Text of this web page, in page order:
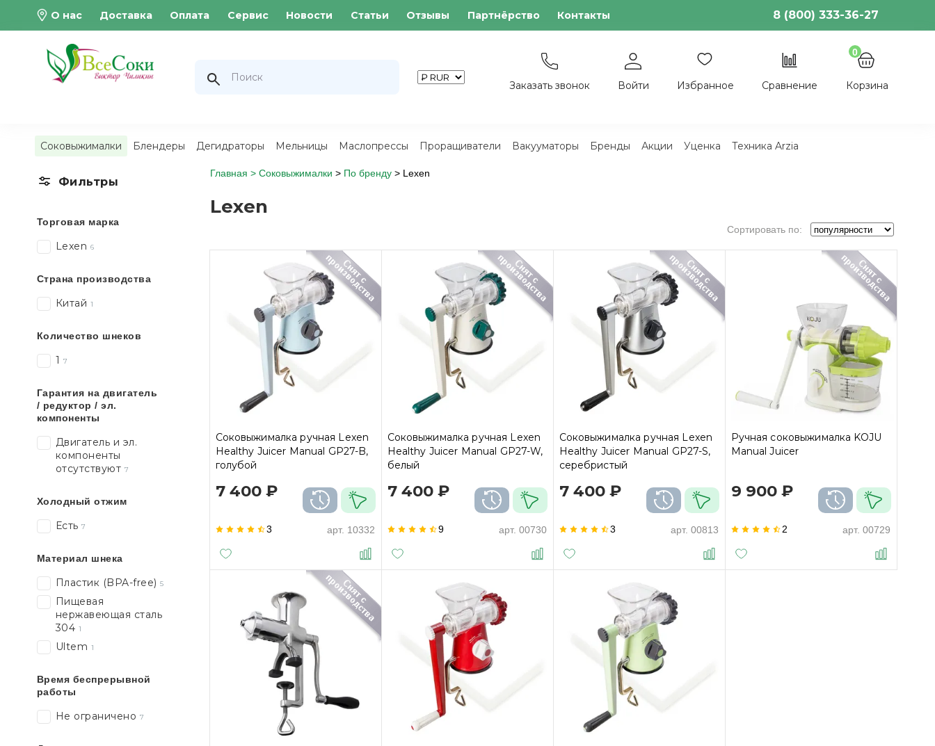
О нас Доставка Оплата Сервис Новости Статьи Отзывы Партнёрство Контакты 8 (800) 333-36-27
Заказать звонок Войти Избранное Сравнение
0
Корзина
Соковыжималки Блендеры Дегидраторы Мельницы Маслопрессы Проращиватели Вакууматоры Бренды Акции Уценка Техника Arzia
Главная > Соковыжималки > По бренду> Lexen
Lexen
Сортировать по: популярности
Соковыжималка ручная Lexen
Healthy Juicer Manual GP27-B,
голубой
7 400 ₽
3 арт. 10332
Соковыжималка ручная Lexen
Healthy Juicer Manual GP27-W,
белый
7 400 ₽
9 арт. 00730
Соковыжималка ручная Lexen
Healthy Juicer Manual GP27-S,
серебристый
7 400 ₽
3 арт. 00813
Ручная соковыжималка KOJU
Manual Juicer
9 900 ₽
2 арт. 00729
Фильтры
Торговая марка
Lexen 6
Страна производства
Китай 1
Количество шнеков
1 7
Гарантия на двигатель
/ редуктор / эл.
компоненты
Двигатель и эл.
компоненты
отсутствуют 7
Холодный отжим
Есть 7
Материал шнека
Пластик (BPA-free) 5
Пищевая
нержавеющая сталь
304 1
Ultem 1
Время беспрерывной
работы
Не ограничено 7